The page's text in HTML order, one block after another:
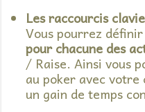
Les raccourcis
Vous pourrez
pour chacune des
/ Raise. Ainsi vous
au poker avec
un gain de temps